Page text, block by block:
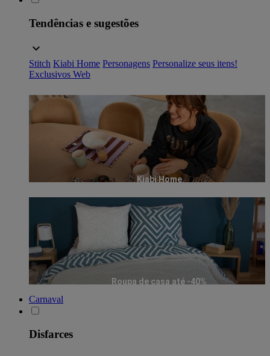
Tendências e sugestões
Stitch Kiabi Home Personagens Personalize seus itens!
Exclusivos Web
Kiabi Home
Roupa de casa até -40%
Carnaval
Disfarces